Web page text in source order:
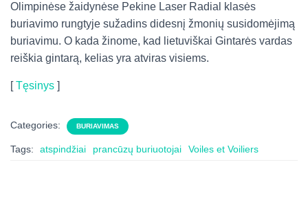
Olimpinėse žaidynėse Pekine Laser Radial klasės
buriavimo rungtyje sužadins didesnį žmonių susidomėjimą
buriavimu. O kada žinome, kad lietuviškai Gintarės vardas
reiškia gintarą, kelias yra atviras visiems.
Tęsinys
Categories: BURIAVIMAS
Tags: atspindžiai prancūzų buriuotojai Voiles et Voiliers